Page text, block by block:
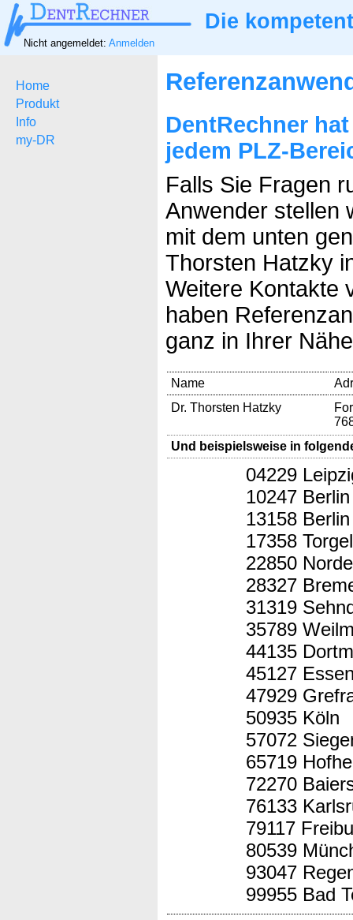
Die
Nicht angemeldet: Anmelden
Home
Produkt
Info
my-DR
DentRechner
jedem PLZ-
Falls Sie Fragen
Anwender stellen
mit dem unten
Thorsten Hatzky
Weitere Kontakte
haben
ganz in Ihrer
Name
Dr. Thorsten Hatzky
Und beispielsweise in
04229
10247 Berlin
13158 Berlin
17358
22850
28327
31319
35789
44135
45127
47929
50935 Köln
57072
65719
72270
76133
79117
80539
93047
99955 Bad